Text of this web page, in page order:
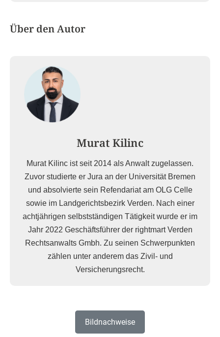
Über den Autor
Murat Kilinc
Murat Kilinc ist seit 2014 als Anwalt zugelassen.
Zuvor studierte er Jura an der Universität Bremen
und absolvierte sein Refendariat am OLG Celle
sowie im Landgerichtsbezirk Verden. Nach einer
achtjährigen selbstständigen Tätigkeit wurde er im
Jahr 2022 Geschäftsführer der rightmart Verden
Rechtsanwalts Gmbh. Zu seinen Schwerpunkten
zählen unter anderem das Zivil- und
Versicherungsrecht.
Bildnachweise